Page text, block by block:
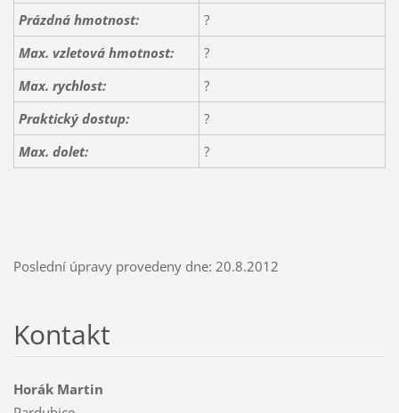
Prázdná hmotnost:
?
Max. vzletová hmotnost:
?
Max. rychlost:
?
Praktický dostup:
?
Max. dolet:
?
Poslední úpravy provedeny dne: 20.8.2012
Kontakt
Horák Martin